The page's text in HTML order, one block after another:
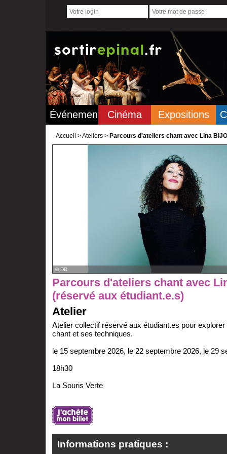
Événements Cinéma Expositions
Accueil >Ateliers > Parcours d'ateliers chant avec Lina
© DR
Parcours d'ateliers chant avec
(réservé aux étudiant.e.s)
Atelier
Atelier collectif réservé aux étudiant.es pour
chant et ses techniques.
le 15 septembre 2026, le 22 septembre 2026, le 29
18h30
La Souris Verte
Informations pratiques :